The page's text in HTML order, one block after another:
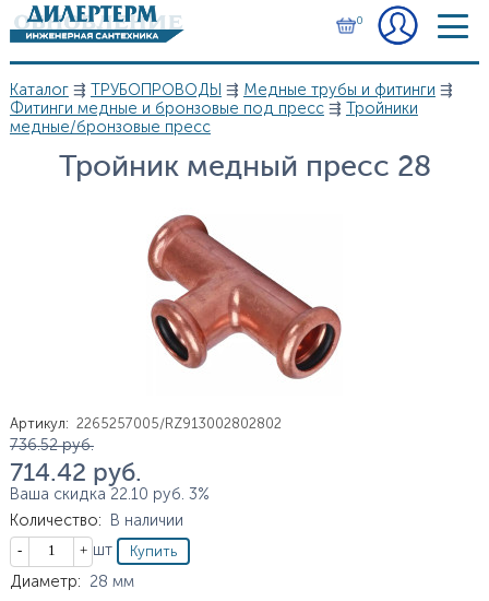
Перейти к основному содержанию
0
Вы здесь
Каталог⇶ ТРУБОПРОВОДЫ ⇶ Медные трубы и фитинги ⇶
Фитинги медные и бронзовые под пресс⇶ Тройники
медные/бронзовые пресс
Тройник медный пресс 28
Артикул: 2265257005/RZ913002802802
Цена
736.52 руб.
714.42 руб.
Ваша скидка 22.10 руб. 3%
Количество:
В наличии
Кол-во
шт
Характеристики
Диаметр: 28 мм